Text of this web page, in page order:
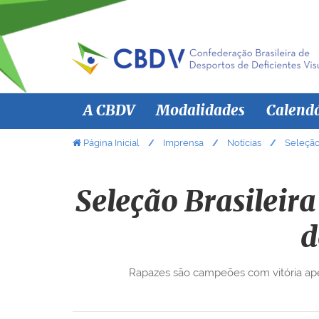
A CBDV Modalidades
V
e
Página Inicial Imprensa Notícias
Seleção
Rapazes são campeões com vitória